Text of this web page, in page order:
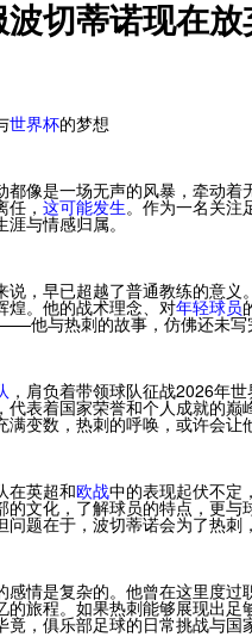
切蒂诺现在
世界杯的梦想
都像是一场无声的风暴，牵动
， 这可能发生。作为一名关注
与情感归属。
，早已超越了普通教练的意
煌。他的战术理念、对年轻球员
他与热刺的故事，仿佛还未写
，肩负着带领球队征战2026年
表着国家荣誉和个人成就的
变数，热刺的呼唤，或许会让
在英超和欧战中的表现起伏不定
的文化，了解球员的特点，更
问题在于，波切蒂诺会为了热
感情是复杂的。他曾在这里度
旅程。如果热刺能够展现出
，俱乐部足球的日常挑战与